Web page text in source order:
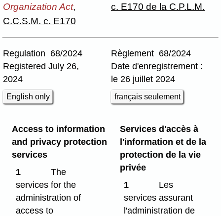
Organization Act,
C.C.S.M. c. E170
c. E170 de la C.P.L.M.
Regulation 68/2024
Registered July 26,
2024
English only
Règlement 68/2024
Date d'enregistrement :
le 26 juillet 2024
français seulement
Access to information
and privacy protection
services
1
The
services for the
administration of
access to
Services d'accès à
l'information et de la
protection de la vie
privée
1
Les
services assurant
l'administration de